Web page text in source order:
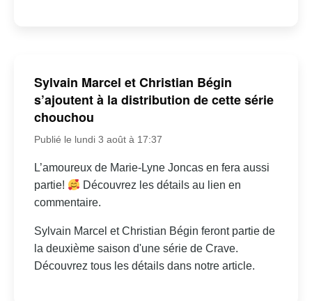
Sylvain Marcel et Christian Bégin
s’ajoutent à la distribution de cette série
chouchou
Publié le lundi 3 août à 17:37
L’amoureux de Marie-Lyne Joncas en fera aussi
partie!
Découvrez les détails au lien en
commentaire.
Sylvain Marcel et Christian Bégin feront partie de
la deuxième saison d'une série de Crave.
Découvrez tous les détails dans notre article.